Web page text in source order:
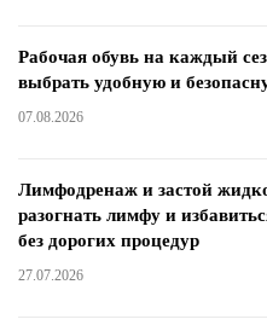
Рабочая обувь на каждый
выбрать удобную и
07.08.2026
Лимфодренаж и застой
разогнать лимфу и
без дорогих процедур
27.07.2026